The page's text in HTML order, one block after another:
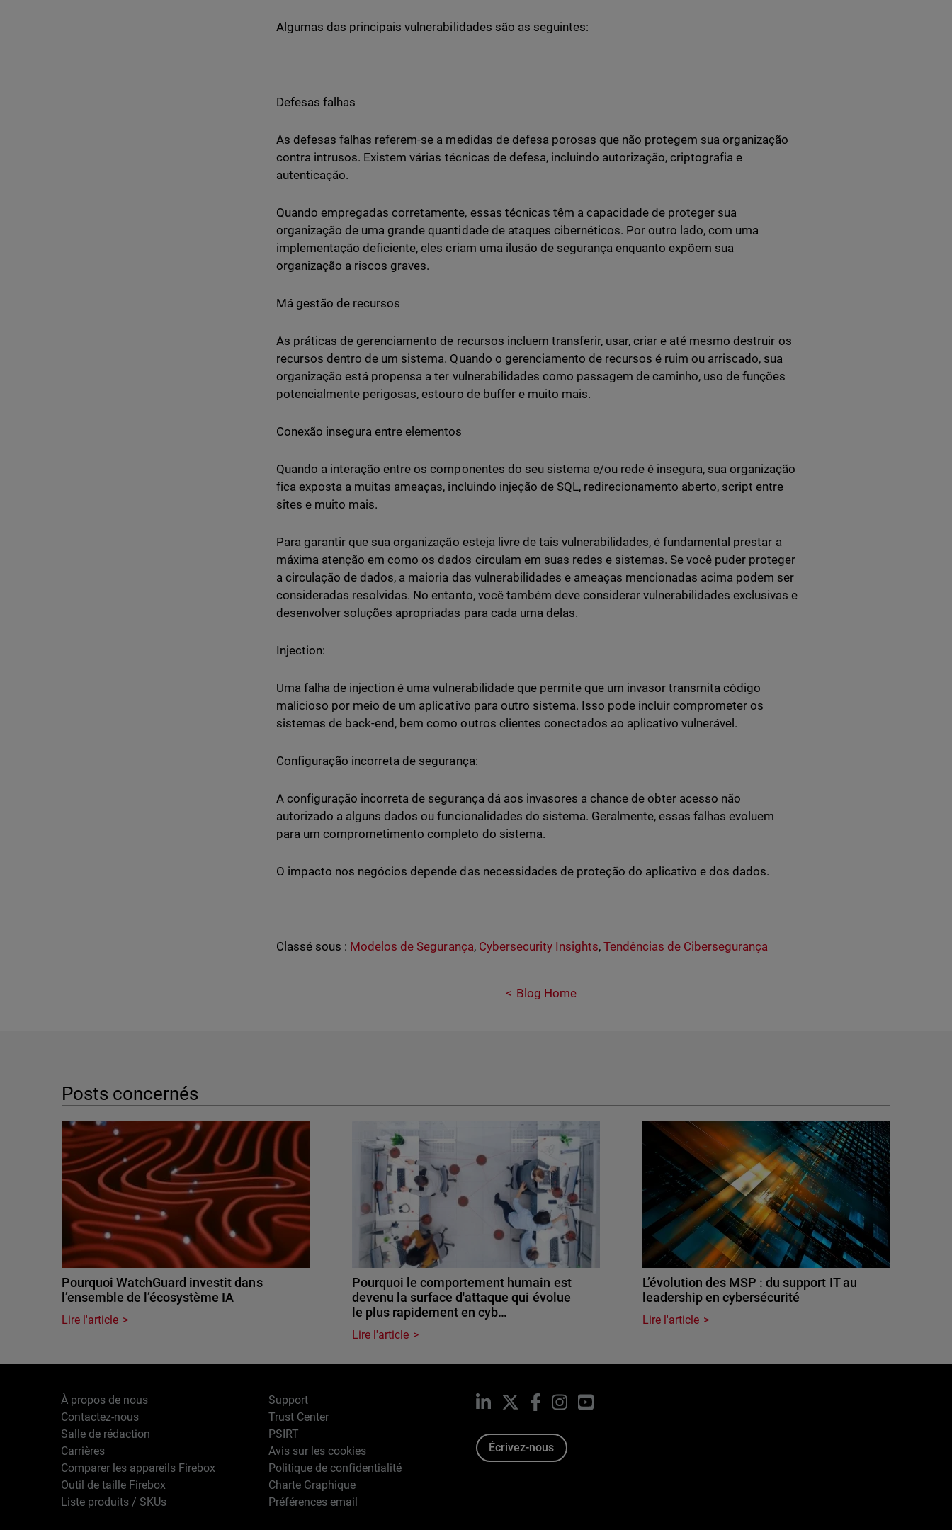
Algumas das principais vulnerabilidades são as seguintes:
Defesas falhas
As defesas falhas referem-se a medidas de defesa porosas que não protegem sua organização
contra intrusos. Existem várias técnicas de defesa, incluindo autorização, criptografia e
autenticação.
Quando empregadas corretamente, essas técnicas têm a capacidade de proteger sua
organização de uma grande quantidade de ataques cibernéticos. Por outro lado, com uma
implementação deficiente, eles criam uma ilusão de segurança enquanto expõem sua
organização a riscos graves.
Má gestão de recursos
As práticas de gerenciamento de recursos incluem transferir, usar, criar e até mesmo destruir os
recursos dentro de um sistema. Quando o gerenciamento de recursos é ruim ou arriscado, sua
organização está propensa a ter vulnerabilidades como passagem de caminho, uso de funções
potencialmente perigosas, estouro de buffer e muito mais.
Conexão insegura entre elementos
Quando a interação entre os componentes do seu sistema e/ou rede é insegura, sua organização
fica exposta a muitas ameaças, incluindo injeção de SQL, redirecionamento aberto, script entre
sites e muito mais.
Para garantir que sua organização esteja livre de tais vulnerabilidades, é fundamental prestar a
máxima atenção em como os dados circulam em suas redes e sistemas. Se você puder proteger
a circulação de dados, a maioria das vulnerabilidades e ameaças mencionadas acima podem ser
consideradas resolvidas. No entanto, você também deve considerar vulnerabilidades exclusivas e
desenvolver soluções apropriadas para cada uma delas.
Injection:
Uma falha de injection é uma vulnerabilidade que permite que um invasor transmita código
malicioso por meio de um aplicativo para outro sistema. Isso pode incluir comprometer os
sistemas de back-end, bem como outros clientes conectados ao aplicativo vulnerável.
Configuração incorreta de segurança:
A configuração incorreta de segurança dá aos invasores a chance de obter acesso não
autorizado a alguns dados ou funcionalidades do sistema. Geralmente, essas falhas evoluem
para um comprometimento completo do sistema.
O impacto nos negócios depende das necessidades de proteção do aplicativo e dos dados.
Classé sous : Modelos de Segurança, Cybersecurity Insights,Tendências de Cibersegurança
Blog Home
Posts concernés
Pourquoi WatchGuard investit dans
l’ensemble de l’écosystème IA
Lire l'article
Pourquoi le comportement humain est
devenu la surface d'attaque qui évolue
le plus rapidement en cyb…
Lire l'article
L’évolution des MSP : du support IT au
leadership en cybersécurité
Lire l'article
À propos de nous
Contactez-nous
Salle de rédaction
Carrières
Comparer les appareils Firebox
Outil de taille Firebox
Liste produits / SKUs
Support
Trust Center
PSIRT
Avis sur les cookies
Politique de confidentialité
Charte Graphique
Préférences email
LinkedIn Facebook
InstagramYouTube
Écrivez-nous